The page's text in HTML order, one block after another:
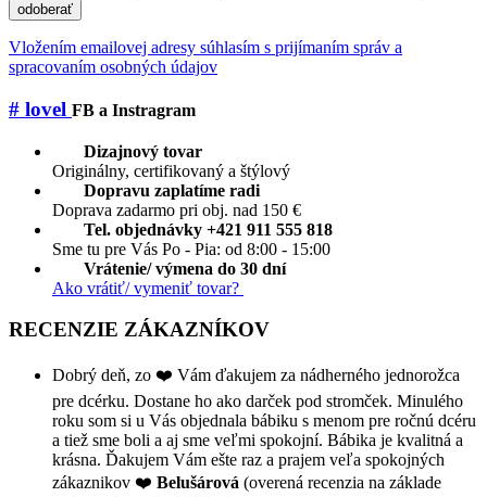
odoberať
Vložením emailovej adresy súhlasím s prijímaním správ a
spracovaním osobných údajov
# lovel FB a Instragram
Dizajnový tovar
Originálny, certifikovaný a štýlový
Dopravu zaplatíme radi
Doprava zadarmo pri obj. nad 150 €
Tel. objednávky +421 911 555 818
Sme tu pre Vás Po - Pia: od 8:00 - 15:00
Vrátenie/ výmena do 30 dní
Ako vrátiť/ vymeniť tovar?
RECENZIE ZÁKAZNÍKOV
Dobrý deň, zo ❤️ Vám ďakujem za nádherného jednorožca
pre dcérku. Dostane ho ako darček pod stromček. Minulého
roku som si u Vás objednala bábiku s menom pre ročnú dcéru
a tiež sme boli a aj sme veľmi spokojní. Bábika je kvalitná a
krásna. Ďakujem Vám ešte raz a prajem veľa spokojných
zákaznikov ❤️ Belušárová (overená recenzia na základe